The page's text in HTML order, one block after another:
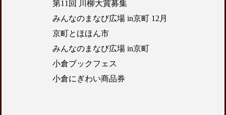
第11回 川柳大賞募集
みんなのまなび広場 in京町 12月
京町とほほん市
みんなのまなび広場 in京町
小倉ブックフェス
小倉にぎわい商品券